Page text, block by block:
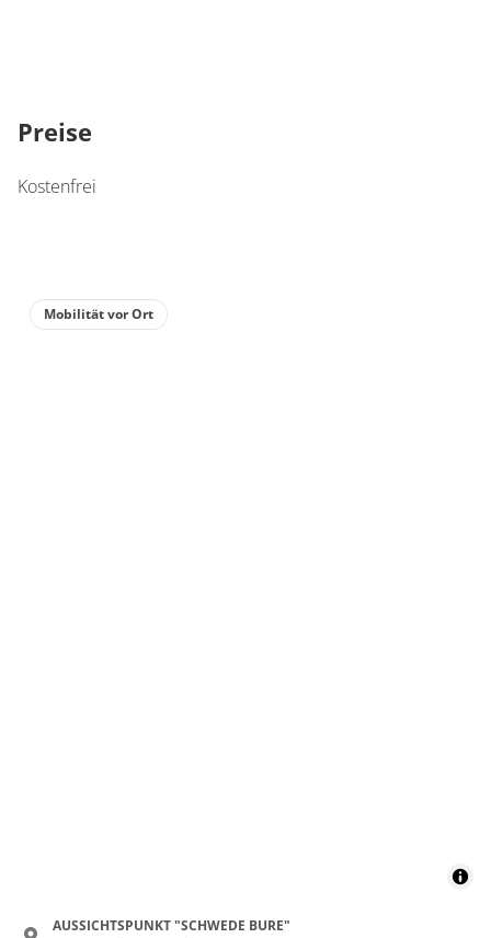
Preise
Kostenfrei
Mobilität vor Ort
AUSSICHTSPUNKT "SCHWEDE BURE"